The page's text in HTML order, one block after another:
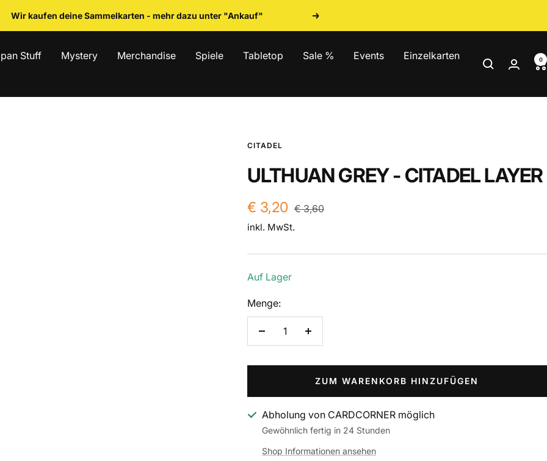
Wir kaufen deine Sammelkarten - mehr dazu unter "Ankauf" Weiter
Stuff Mystery Merchandise Spiele Tabletop Sale % Events Einzelkarten 0
CITADEL
ULTHUAN GREY - CITADEL LAYER
Angebotspreis
€ 3,20 Regulärer
€ 3,60
inkl. MwSt.
Auf Lager
Menge:
Menge
Menge
ZUM WARENKORB HINZUFÜGEN
Abholung von CARDCORNER möglich
Gewöhnlich fertig in 24 Stunden
Shop Informationen ansehen